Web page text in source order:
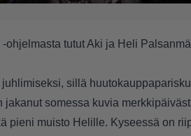
ohjelmasta tutut Aki ja Heli
sillä
jakanut somessa kuvia
pieni muisto Helille. Kyseessä on